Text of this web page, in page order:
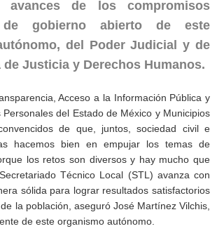
avances de los compromisos
de gobierno abierto de este
del Poder Judicial y de
de Justicia y Derechos Humanos.
Acceso a la Información Pública y
Personales del Estado de México y Municipios
de que, juntos, sociedad civil e
hacemos bien en empujar los temas de
los retos son diversos y hay mucho que
Técnico Local (STL) avanza con
sólida para lograr resultados satisfactorios
la población, aseguró José Martínez Vilchis,
de este organismo autónomo.